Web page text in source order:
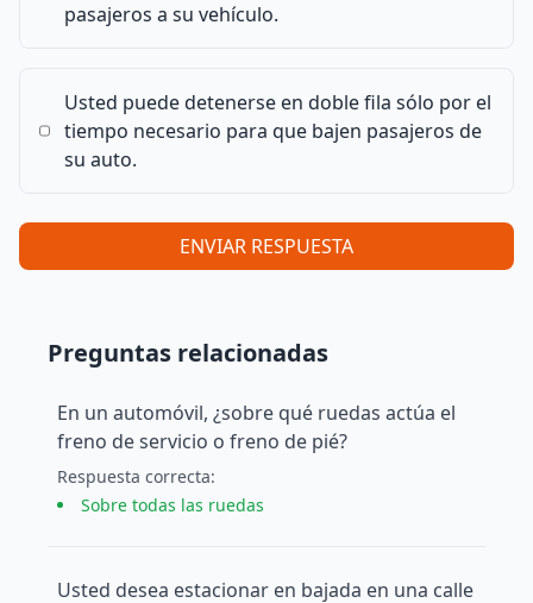
pasajeros a su vehículo.
Usted puede detenerse en doble fila sólo por el
tiempo necesario para que bajen pasajeros de
su auto.
ENVIAR RESPUESTA
Preguntas relacionadas
En un automóvil, ¿sobre qué ruedas actúa el
freno de servicio o freno de pié?
Respuesta correcta:
Sobre todas las ruedas
Usted desea estacionar en bajada en una calle